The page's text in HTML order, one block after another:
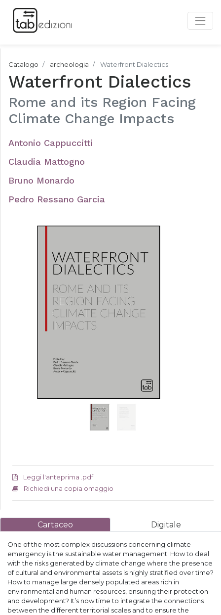
Catalogo archeologia Waterfront Dialectics
Waterfront Dialectics
Rome and its Region Facing
Climate Change Impacts
Antonio Cappuccitti
Claudia Mattogno
Bruno Monardo
Pedro Ressano Garcia
Leggi l'anteprima .pdf
Richiedi una copia omaggio
Cartaceo Digitale
One of the most complex discussions concerning climate
emergency is the sustainable water management. How to deal
with the risks generated by climate change where the presence
of cultural and environmental assets is highly stratified over time?
How to manage large densely populated areas rich in
environmental and human resources, ensuring their protection
and development? It’s now time to integrate the connections
between the different territorial scales and to ensure the